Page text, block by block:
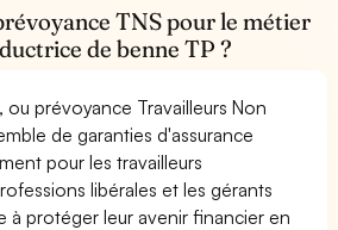
TNS pour le métier
de benne TP ?
ou prévoyance Travailleurs Non
de garanties d'assurance
pour les travailleurs
libérales et les gérants
à protéger leur avenir financier en